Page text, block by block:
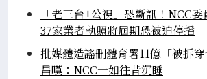
「老三台+公視」恐斷訊！NCC
37家業者執照將屆期恐被迫停播
批媒體造謠刪體育署11億「被拆
昌嘆：NCC一如往昔沉睡